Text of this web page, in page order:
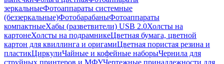
зеркальныеФотоаппараты системные
(беззеркальные)ФотобарабаныФотоаппараты
компактныеХабы (разветвители) USB 2.0Холсты на
картонеХолсты на подрамникеЦветная бумага, цветной
картон для квиллинга и оригамиЦветная пористая резина и
пластикЦиркулиЧайные и кофейные наборыЧернила для
струйных принтеров и МФУЧертежные принадлежности для